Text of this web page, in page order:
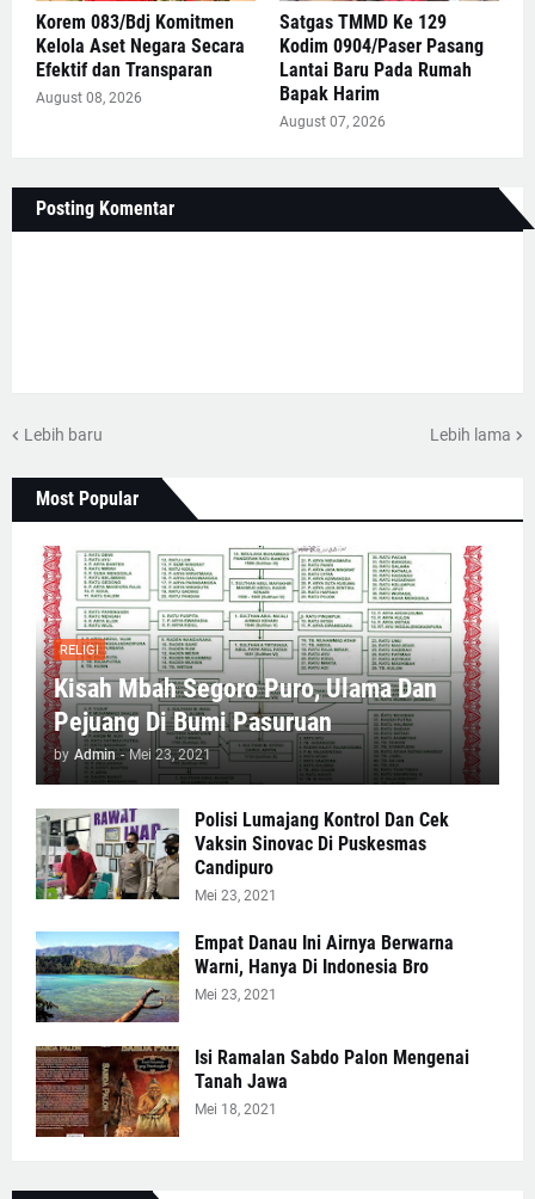
Korem 083/Bdj Komitmen
Kelola Aset Negara Secara
Efektif dan Transparan
August 08, 2026
Satgas TMMD Ke 129
Kodim 0904/Paser Pasang
Lantai Baru Pada Rumah
Bapak Harim
August 07, 2026
Posting Komentar
Lebih baru Lebih lama
Most Popular
RELIGI
Kisah Mbah Segoro Puro, Ulama Dan
Pejuang Di Bumi Pasuruan
by Admin - Mei 23, 2021
Polisi Lumajang Kontrol Dan Cek
Vaksin Sinovac Di Puskesmas
Candipuro
Mei 23, 2021
Empat Danau Ini Airnya Berwarna
Warni, Hanya Di Indonesia Bro
Mei 23, 2021
Isi Ramalan Sabdo Palon Mengenai
Tanah Jawa
Mei 18, 2021